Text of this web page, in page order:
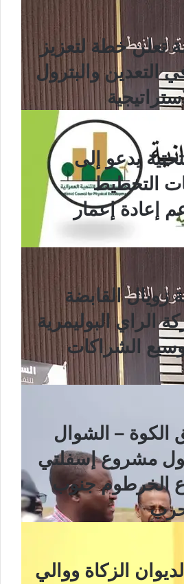
تعلن خطة لتعزيز
التعدين والبترول
يدعو إلى
التخطيط
إعادة إعمار
زويال القابضة
الراي البوليمرية
توسيع الشراكات
– الشوال
أول مشروع إسفلتي
الخرطوم جنوب
الزكاة ووالي